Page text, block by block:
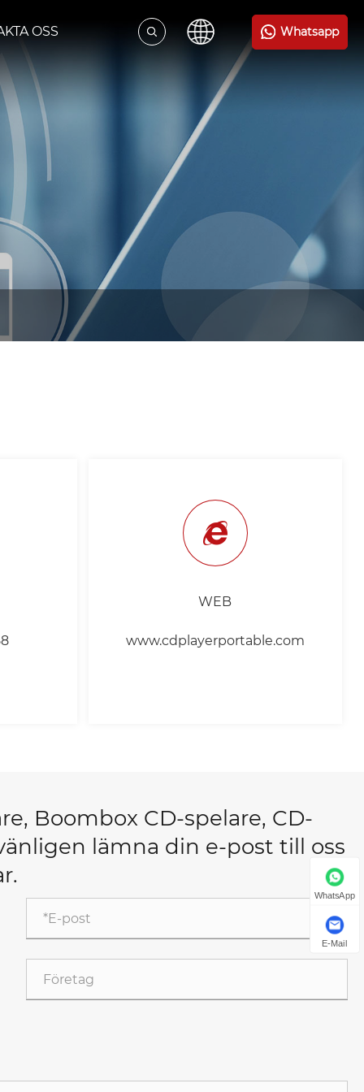
OSS Whatsapp
WEB
www.cdplayerportable.com
Boombox CD-spelare, CD-
lämna din e-post till oss
WhatsApp
E-Mail